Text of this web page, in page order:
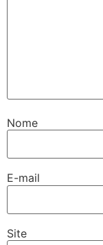
Nome
E-mail
Site